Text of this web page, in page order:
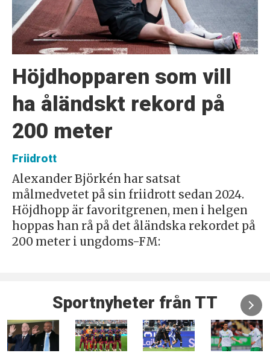
Höjdhopparen som vill
ha åländskt rekord på
200 meter
Friidrott
Alexander Björkén har satsat
målmedvetet på sin friidrott sedan 2024.
Höjdhopp är favoritgrenen, men i helgen
hoppas han rå på det åländska rekordet på
200 meter i ungdoms-FM:
Sportnyheter från TT